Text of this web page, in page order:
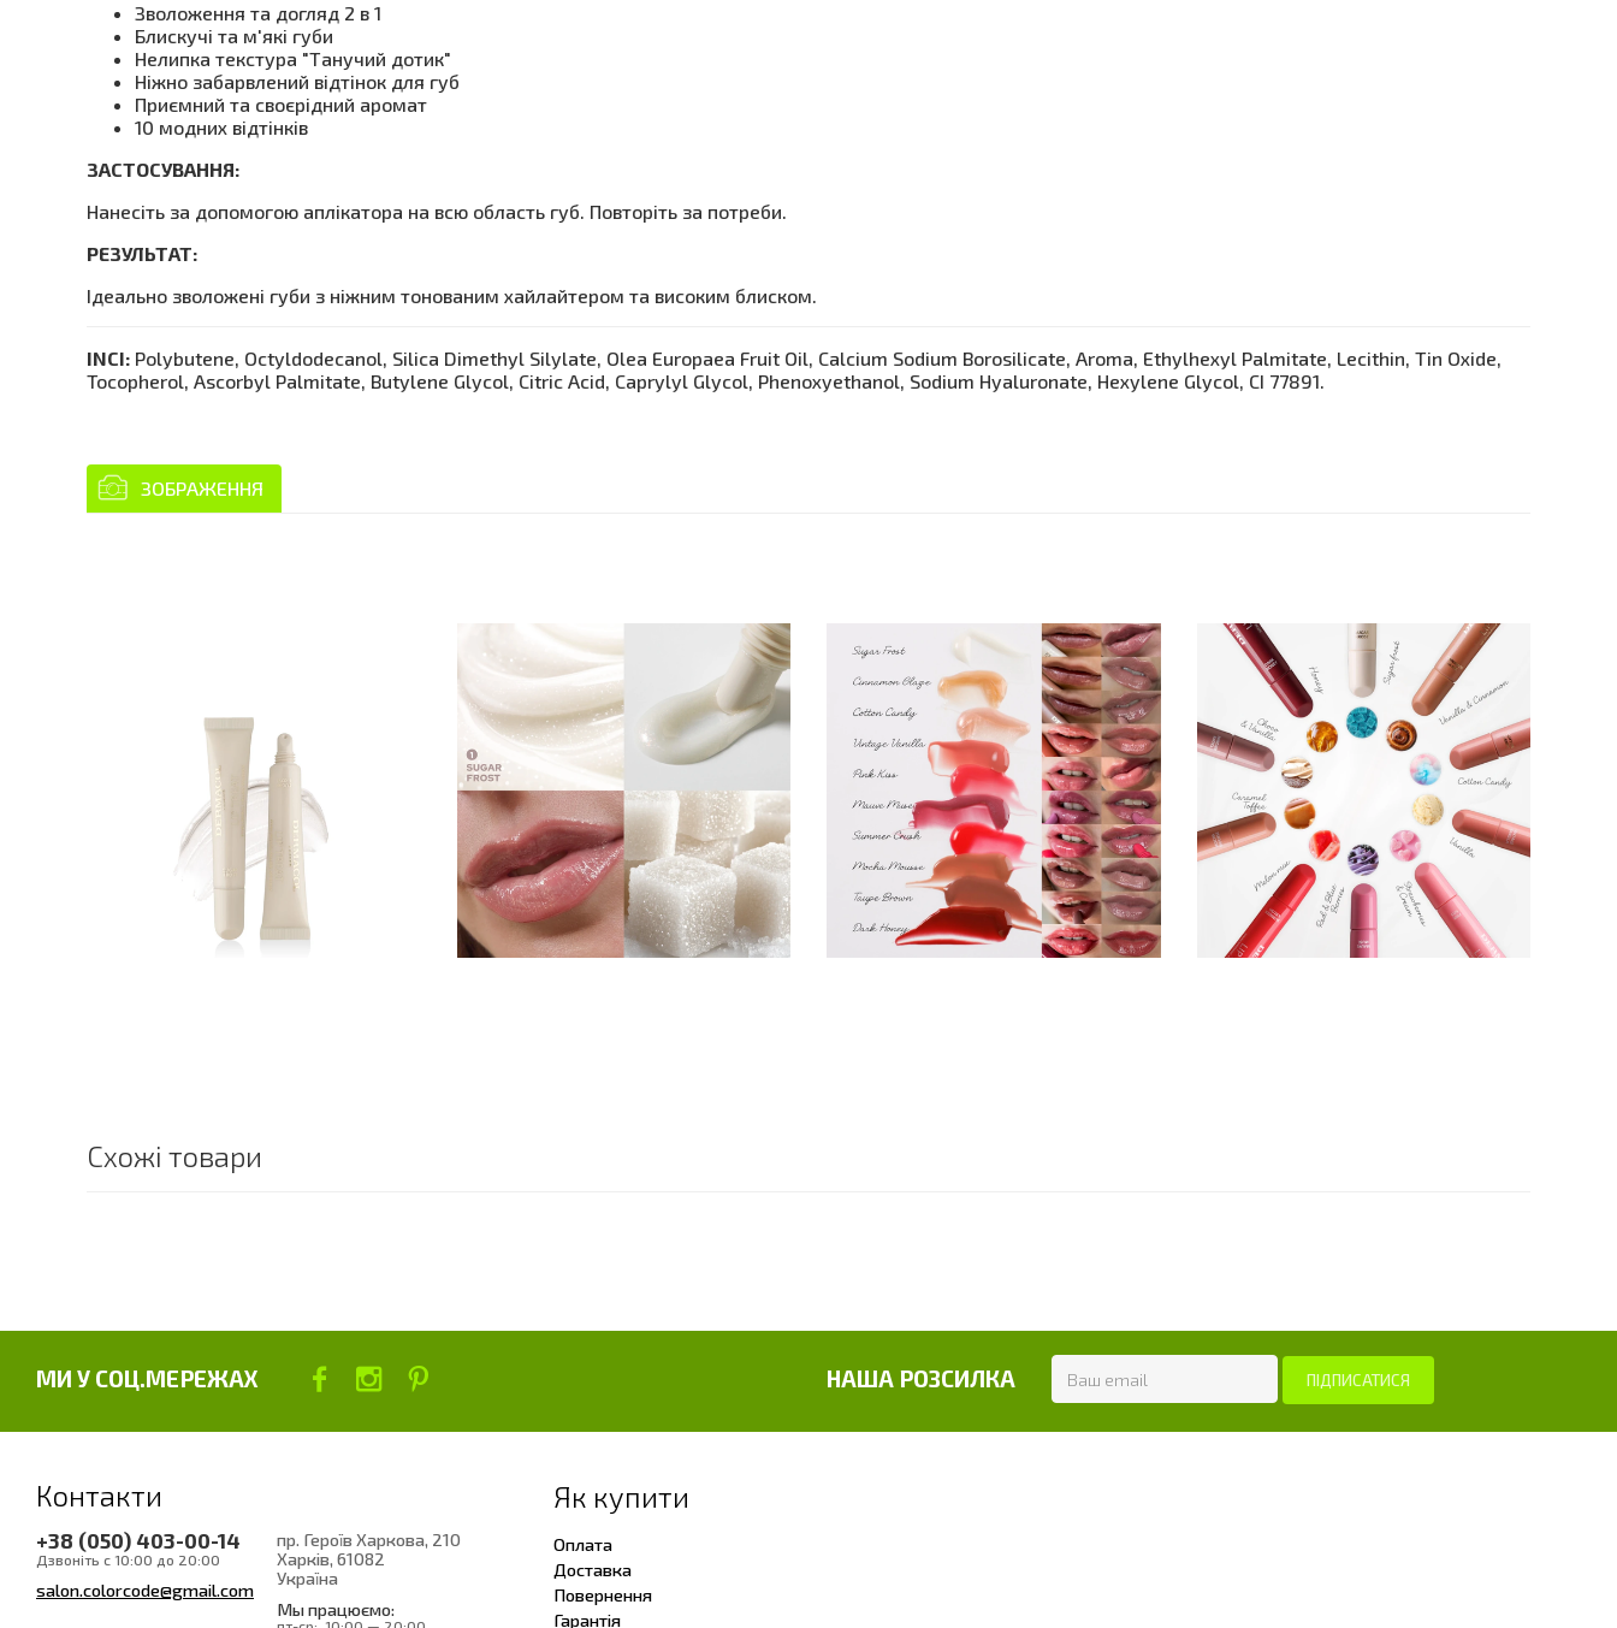
Зволоження та догляд 2 в 1
Блискучі та м'які губи
Нелипка текстура "Танучий дотик"
Ніжно забарвлений відтінок для губ
Приємний та своєрідний аромат
10 модних відтінків
ЗАСТОСУВАННЯ:
Нанесіть за допомогою аплікатора на всю область губ. Повторіть за потреби.
РЕЗУЛЬТАТ:
Ідеально зволожені губи з ніжним тонованим хайлайтером та високим блиском.
INCI: Polybutene, Octyldodecanol, Silica Dimethyl Silylate, Olea Europaea Fruit Oil, Calcium Sodium Borosilicate, Aroma, Ethylhexyl Palmitate, Lecithin, Tin Oxide,
Tocopherol, Ascorbyl Palmitate, Butylene Glycol, Citric Acid, Caprylyl Glycol, Phenoxyethanol, Sodium Hyaluronate, Hexylene Glycol, CI 77891.
ЗОБРАЖЕННЯ
Схожі товари
МИ У СОЦ.МЕРЕЖАХ НАША РОЗСИЛКА
Контакти
+38 (050) 403-00-14
Дзвоніть с 10:00 до 20:00
salon.colorcode@gmail.com
пр. Героїв Харкова, 210
Харків , 61082
Україна
Мы працюємо:
Як купити
Оплата
Доставка
Повернення
Гарантія